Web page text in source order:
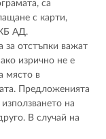
са
с карти,
АД.
за отстъпки важат
изрично не е
място в
Предложенията
на
В случай на